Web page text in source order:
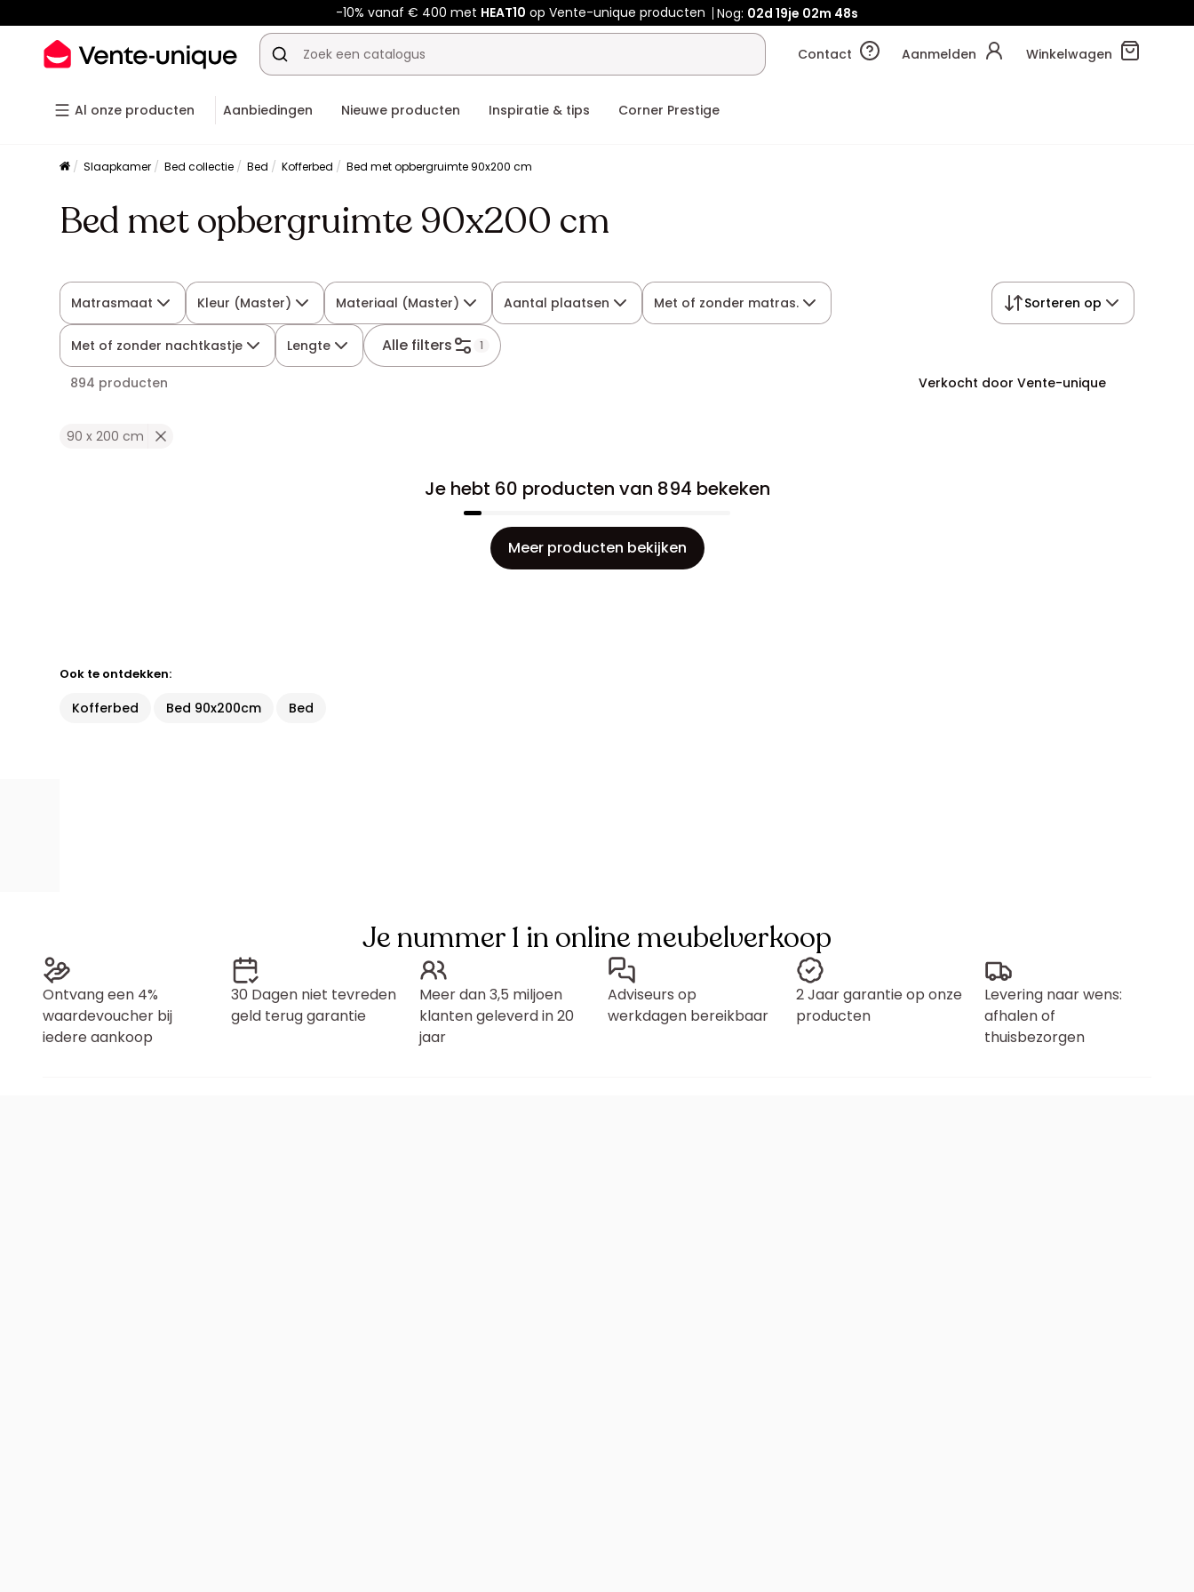
-10% vanaf € 400 met HEAT10 op Vente-unique producten Nog: 02d 19je 02m 48s
Contact Aanmelden Winkelwagen
Al onze producten Aanbiedingen Nieuwe producten Inspiratie & tips Corner Prestige
Slaapkamer Bed collectie Bed Kofferbed Bed met opbergruimte 90x200 cm
Bed met opbergruimte 90x200 cm
Matrasmaat Kleur (Master) Materiaal (Master) Aantal plaatsen Met of zonder matras.
Met of zonder nachtkastje Lengte Alle filters 1
Sorteren op
894 producten Verkocht door Vente-unique
90 x 200 cm
Je hebt 60 producten van 894 bekeken
Meer producten bekijken
Ook te ontdekken:
Kofferbed Bed 90x200cm Bed
Je nummer 1 in online meubelverkoop
Ontvang een 4%
waardevoucher bij
iedere aankoop
30 Dagen niet tevreden
geld terug garantie
Meer dan 3,5 miljoen
klanten geleverd in 20
jaar
Adviseurs op
werkdagen bereikbaar
2 Jaar garantie op onze
producten
Levering naar wens:
afhalen of
thuisbezorgen